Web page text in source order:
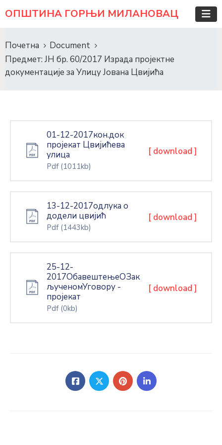
ОПШТИНА ГОРЊИ МИЛАНОВАЦ
Почетна
Document
Предмет: ЈН бр. 60/2017 Израда пројектне
документације за Улицу Јована Цвијића
01-12-2017кон.док
пројекат Цвијићева
улица
Pdf (1011kb)
[ download ]
13-12-2017одлука о
додели цвијић
Pdf (1443kb)
[ download ]
25-12-
2017ОбавештењеОЗак
љученомУговору -
пројекат
Pdf (0kb)
[ download ]